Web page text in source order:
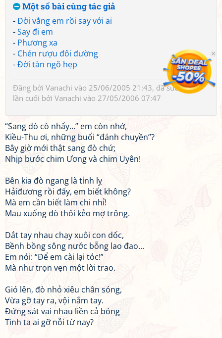
Một số bài cùng tác giả
-Đời vắng em rồi say với ai
-Say đi em
- Phương xa
- Chén rượu đôi đường
-Đời tàn ngõ hẹp
Đăng bởi Vanachi vào 25/06/2005 21:43, đã sửa 1 lần,
lần cuối bởi Vanachi vào 27/05/2006 07:47
“Sang đò cò nhẩy...” em còn nhớ,
Kiều-Thu ơi, những buổi “đánh chuyền”?
Bây giờ mới thật sang đò chứ;
Nhịp bước chim Ương và chim Uyên!
Bên kia đò ngang là tỉnh lỵ
Hảiđương rồi đấy, em biết không?
Mà em cần biết làm chi nhỉ!
Mau xuống đò thôi kẻo mợ trông.
Dắt tay nhau chạy xuôi con dốc,
Bềnh bồng sông nước bỗng lao đao...
Em nói: “Để em cài lại tóc!”
Mà như trọn vẹn một lời trao.
Gió lên, đò nhỏ xiêu chân sóng,
Vừa gỡ tay ra, vội nắm tay.
Đứng sát vai nhau liền cả bóng
Tình ta ai gỡ nỗi từ nay?